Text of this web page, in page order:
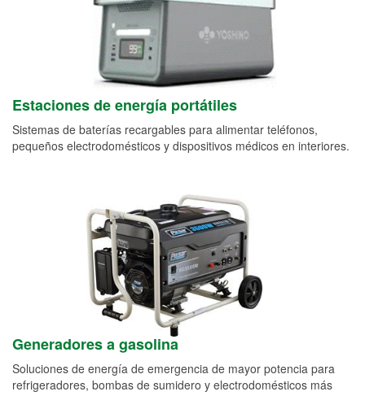
Estaciones de energía portátiles
Sistemas de baterías recargables para alimentar teléfonos,
pequeños electrodomésticos y dispositivos médicos en interiores.
Generadores a gasolina
Soluciones de energía de emergencia de mayor potencia para
refrigeradores, bombas de sumidero y electrodomésticos más